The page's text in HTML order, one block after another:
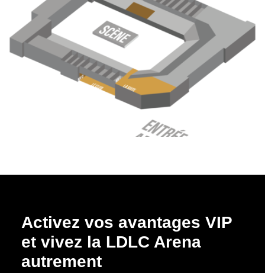
Activez vos avantages VIP
et vivez la LDLC Arena
autrement